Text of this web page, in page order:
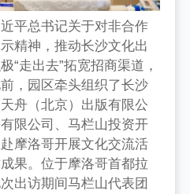
总书记关于对非合作
精神，推动长沙文化出
“走出去”拓宽招商渠道，
，园区牵头组织了长沙
舟（北京）出版有限公
限公司、马栏山投资开
摩洛哥开展文化交流活
果。位于摩洛哥首都拉
出访期间马栏山代表团